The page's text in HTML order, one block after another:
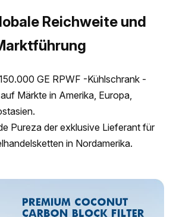
Reichweite und
GE RPWF -Kühlschrank -
Märkte in Amerika, Europa,
Pureza der exklusive Lieferant für
in Nordamerika.